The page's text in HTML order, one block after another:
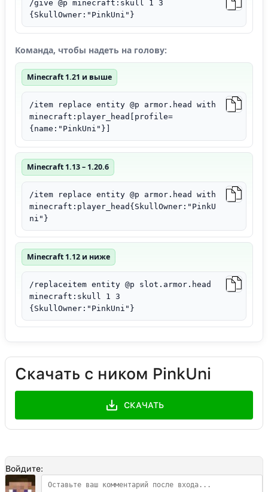
/give @p minecraft:skull 1 3
{SkullOwner:"PinkUni"}
Команда, чтобы надеть на голову:
Minecraft 1.21 и выше
/item replace entity @p armor.head with
minecraft:player_head[profile=
{name:"PinkUni"}]
Minecraft 1.13 – 1.20.6
/item replace entity @p armor.head with
minecraft:player_head{SkullOwner:"PinkU
ni"}
Minecraft 1.12 и ниже
/replaceitem entity @p slot.armor.head
minecraft:skull 1 3
{SkullOwner:"PinkUni"}
Скачать с ником PinkUni
СКАЧАТЬ
Войдите: